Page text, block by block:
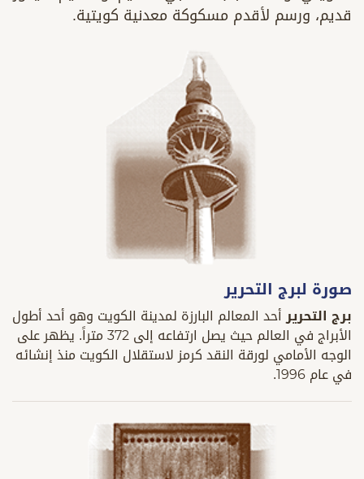
قديم، ورسم لأقدم مسكوكة معدنية كويتية.
صورة لبرج التحرير
برج التحريرأحد المعالم البارزة لمدينة الكويت وهو أحد أطول
الأبراج في العالم حيث يصل ارتفاعه إلى 372 متراً. يظهر على
الوجه الأمامي لورقة النقد كرمز لاستقلال الكويت منذ إنشائه
في عام 1996.